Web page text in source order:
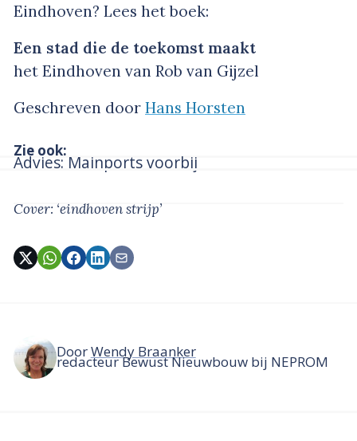
Eindhoven? Lees het boek:
Een stad die de toekomst maakt
het Eindhoven van Rob van Gijzel
Geschreven door Hans Horsten
Zie ook:
Advies: Mainports voorbij
Cover: ‘eindhoven strijp’
DoorWendy Braanker
redacteur Bewust Nieuwbouw bij NEPROM